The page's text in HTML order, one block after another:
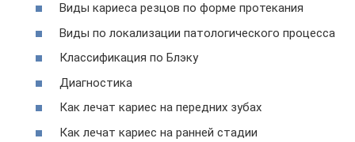
Виды кариеса резцов по форме протекания
Виды по локализации патологического процесса
Классификация по Блэку
Диагностика
Как лечат кариес на передних зубах
Как лечат кариес на ранней стадии